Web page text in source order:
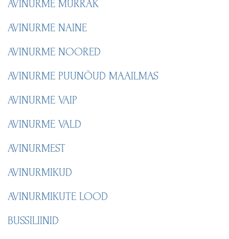
AVINURME MURRAK
AVINURME NAINE
AVINURME NOORED
AVINURME PUUNÕUD MAAILMAS
AVINURME VAIP
AVINURME VALD
AVINURMEST
AVINURMIKUD
AVINURMIKUTE LOOD
BUSSILIINID